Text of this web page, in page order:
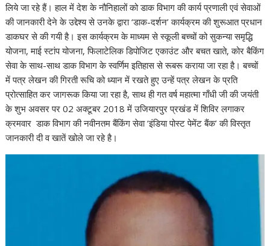
लिये जा रहे हैं। हाल में देश के नौनिहालों को डाक विभाग की कार्य प्रणाली एवं सेवाओं
की जानकारी देने के उद्देश्य से उनके द्वारा ‘डाक-दर्शन’ कार्यक्रम की शुरूआत प्रधान
डाकघर से की गयी है। इस कार्यक्रम के माध्यम से स्कूली बच्चों को सुकन्या समृद्धि
योजना, माई स्टांप योजना, फिलाटेलिक डिपोजिट एकाउंट और बचत खाते, कोर बैकिंग
सेवा के साथ-साथ डाक विभाग के स्वर्णिम इतिहास से रूबरू कराया जा रहा है। बच्चों
में पत्र लेखन की गिरती रूचि को ध्यान में रखते हुए उन्हें पत्र लेखन के प्रति
प्रोत्साहित कर जागरूक किया जा रहा है, साथ ही गत वर्ष महात्मा गाँधी जी की जयंती
के शुभ अवसर पर 02 अक्टूबर 2018 में उजियारपुर प्रखंड में शिविर लगाकर
क्रमवार डाक विभाग की नवीनतम बैंकिंग सेवा ‘इंडिया पोस्ट पेमेंट बैंक’ की विस्तृत
जानकारी दी व खातें खोले जा रहे है।